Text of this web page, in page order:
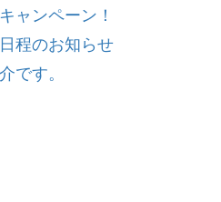
ャンペーン！
程のお知らせ
です。